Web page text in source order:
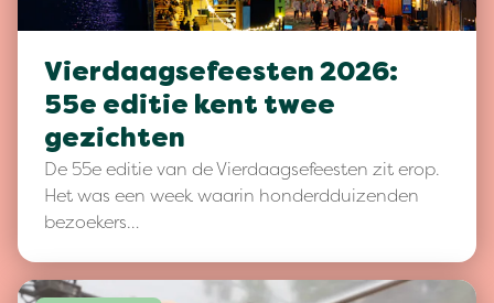
Vierdaagsefeesten 2026:
55e editie kent twee
gezichten
De 55e editie van de Vierdaagsefeesten zit erop.
Het was een week waarin honderdduizenden
bezoekers…